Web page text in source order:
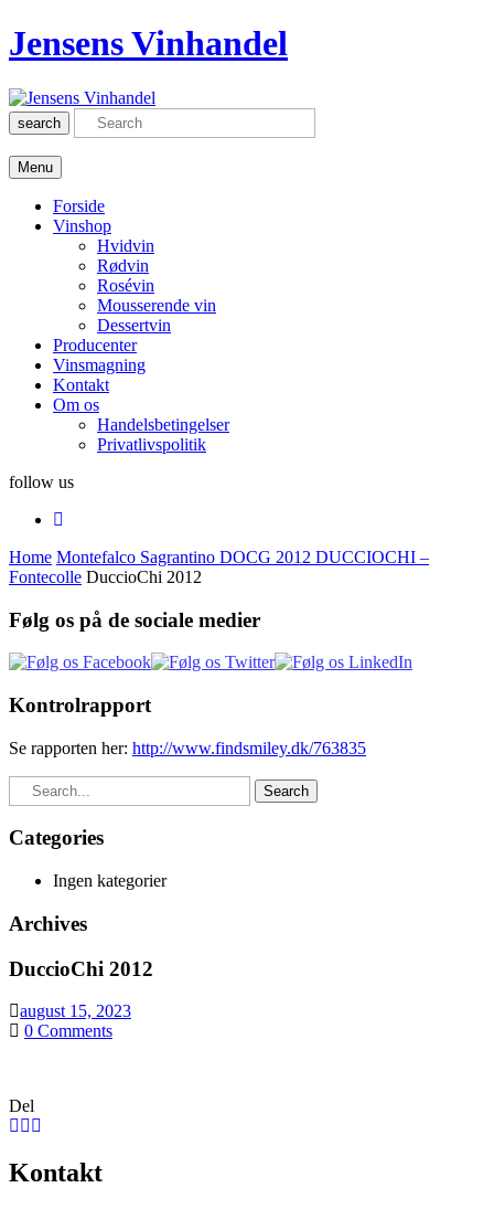
Jensens Vinhandel
search
Menu
Forside
Vinshop
Hvidvin
Rødvin
Rosévin
Mousserende vin
Dessertvin
Producenter
Vinsmagning
Kontakt
Om os
Handelsbetingelser
Privatlivspolitik
follow us
Home Montefalco Sagrantino DOCG 2012 DUCCIOCHI –
Fontecolle DuccioChi 2012
Følg os på de sociale medier
Kontrolrapport
Se rapporten her: http://www.findsmiley.dk/763835
Search
Categories
Ingen kategorier
Archives
DuccioChi 2012
august 15, 2023
0 Comments
Del
Kontakt